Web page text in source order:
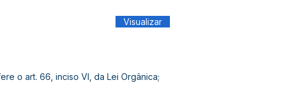
Visualizar
o art. 66, inciso VI, da Lei Orgânica;